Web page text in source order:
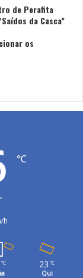
de Perafita
da Casca”
os
℃
h
℃ 23 ℃
Qui